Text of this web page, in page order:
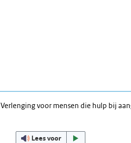
Verlenging voor mensen die hulp bij
Lees voor